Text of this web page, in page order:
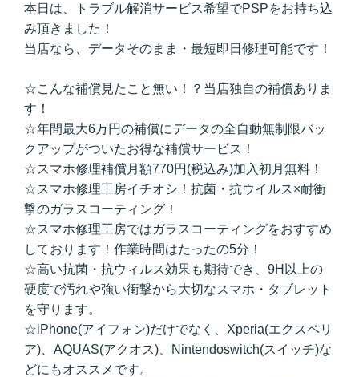
本日は、トラブル解消サービス希望でPSPをお持ち込
み頂きました！
当店なら、データそのまま・最短即日修理可能です！
☆こんな補償見たこと無い！？当店独自の補償ありま
す！
☆年間最大6万円の補償にデータの全自動無制限バッ
クアップがついたお得な補償サービス！
☆スマホ修理補償月額770円(税込み)加入初月無料！
☆スマホ修理工房イチオシ！抗菌・抗ウイルス×耐衝
撃のガラスコーティング！
☆スマホ修理工房ではガラスコーティングをおすすめ
しております！作業時間はたったの5分！
☆高い抗菌・抗ウィルス効果も期待でき、9H以上の
硬度で汚れや強い衝撃から大切なスマホ・タブレット
を守ります。
☆iPhone(アイフォン)だけでなく、Xperia(エクスペリ
ア)、AQUAS(アクオス)、Nintendoswitch(スイッチ)な
どにもオススメです。